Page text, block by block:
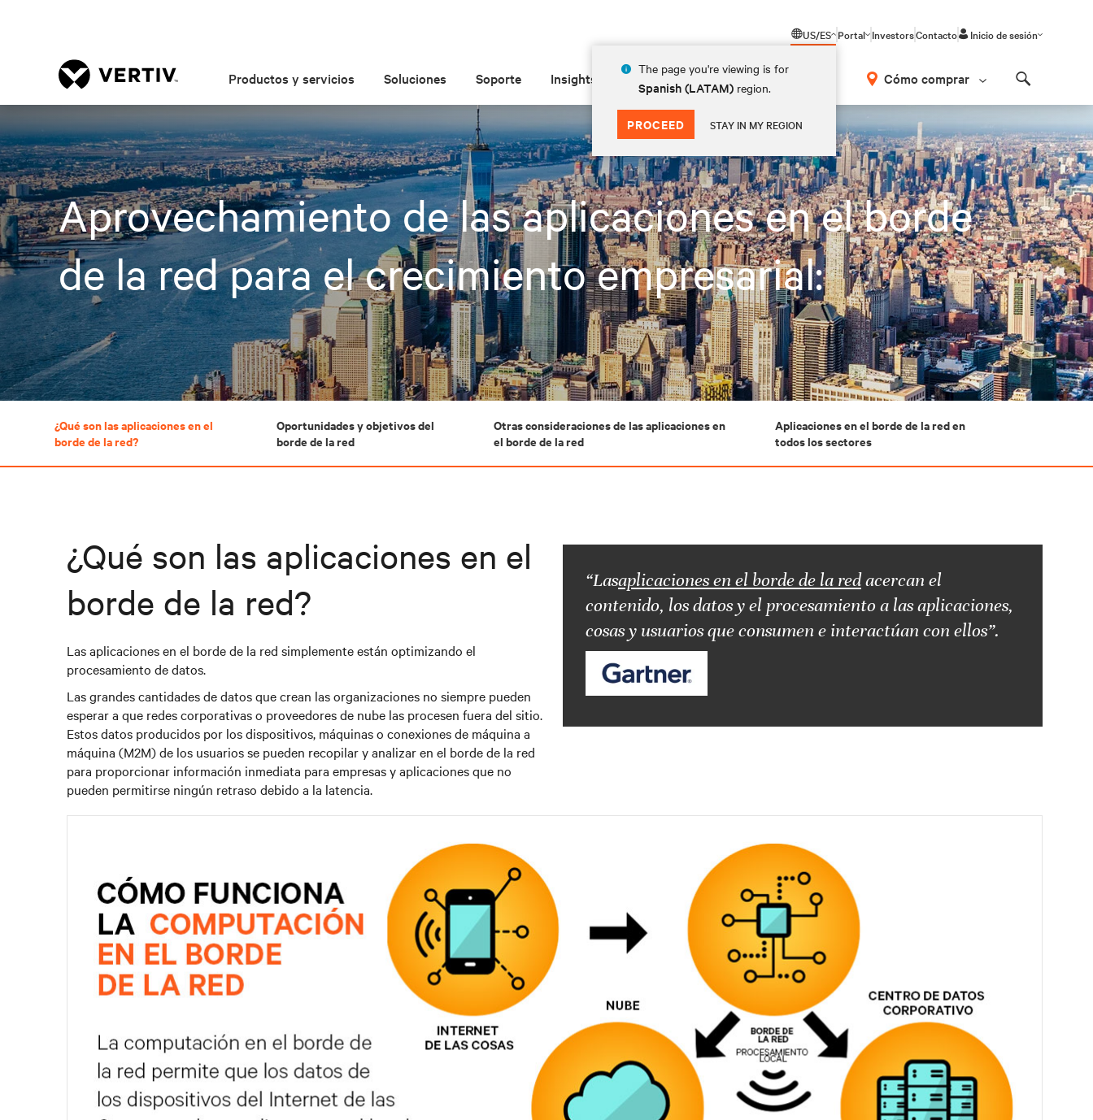
US/ES
The page you're viewing is for
Spanish (LATAM) region.
PROCEED STAY IN MY REGION
Portal InvestorsContacto Inicio de sesión
Productos y servicios Soluciones Soporte Insights Acerca de Cómo comprar
Aprovechamiento de las aplicaciones en el borde
de la red para el crecimiento empresarial:
¿Qué son las aplicaciones en el
borde de la red?
Oportunidades y objetivos del
borde de la red
Otras consideraciones de las aplicaciones en
el borde de la red
Aplicaciones en el borde de la red en
todos los sectores
¿Qué son las aplicaciones en el
borde de la red?
Las aplicaciones en el borde de la red simplemente están optimizando el
procesamiento de datos.
Las grandes cantidades de datos que crean las organizaciones no siempre pueden
esperar a que redes corporativas o proveedores de nube las procesen fuera del sitio.
Estos datos producidos por los dispositivos, máquinas o conexiones de máquina a
máquina (M2M) de los usuarios se pueden recopilar y analizar en el borde de la red
para proporcionar información inmediata para empresas y aplicaciones que no
pueden permitirse ningún retraso debido a la latencia.
“Lasaplicaciones en el borde de la redacercan el
contenido, los datos y el procesamiento a las aplicaciones,
cosas y usuarios que consumen e interactúan con ellos”.